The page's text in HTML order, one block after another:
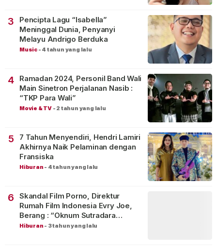
3
Pencipta Lagu “Isabella”
Meninggal Dunia, Penyanyi
Melayu Andrigo Berduka
Music - 4 tahun yang lalu
4
Ramadan 2024, Personil Band Wali
Main Sinetron Perjalanan Nasib :
“TKP Para Wali”
Movie & TV - 2 tahun yang lalu
5
7 Tahun Menyendiri, Hendri Lamiri
Akhirnya Naik Pelaminan dengan
Fransiska
Hiburan - 4 tahun yang lalu
6
Skandal Film Porno, Direktur
Rumah Film Indonesia Evry Joe,
Berang : “Oknum Sutradara
Merusak Perfilman Indonesia”!
Hiburan - 3 tahun yang lalu